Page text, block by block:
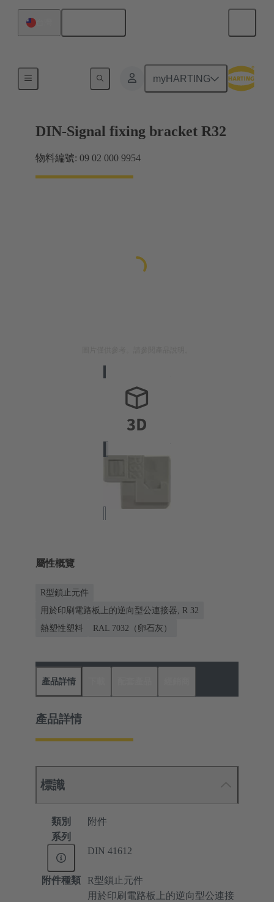
myHARTING
DIN-Signal fixing bracket R32
物料編號: 09 02 000 9954
屬性概覽
R型鎖止元件
用於印刷電路板上的逆向型公連接器, R 32
熱塑性塑料
RAL 7032（卵石灰）
產品詳情
產品詳情
標識
類別
附件
系列
DIN 41612
附件種類 R型鎖止元件
用於印刷電路板上的逆向型公連接